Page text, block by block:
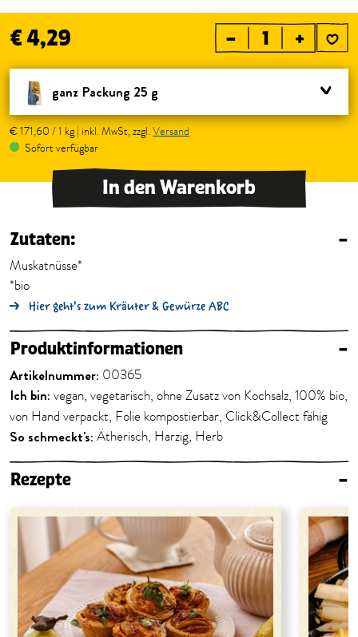
€ 4,29 – +
ganz Packung 25 g
€ 171,60 / 1 kg | inkl. MwSt, zzgl. Versand
Sofort verfügbar
In den Warenkorb
Zutaten: –
Muskatnüsse*
*bio
Hier geht's zum Kräuter & Gewürze ABC
Produktinformationen –
Artikelnummer: 00365
Ich bin: vegan, vegetarisch, ohne Zusatz von Kochsalz, 100% bio,
von Hand verpackt, Folie kompostierbar, Click&Collect fähig
So schmeckt's: Ätherisch, Harzig, Herb
Rezepte –